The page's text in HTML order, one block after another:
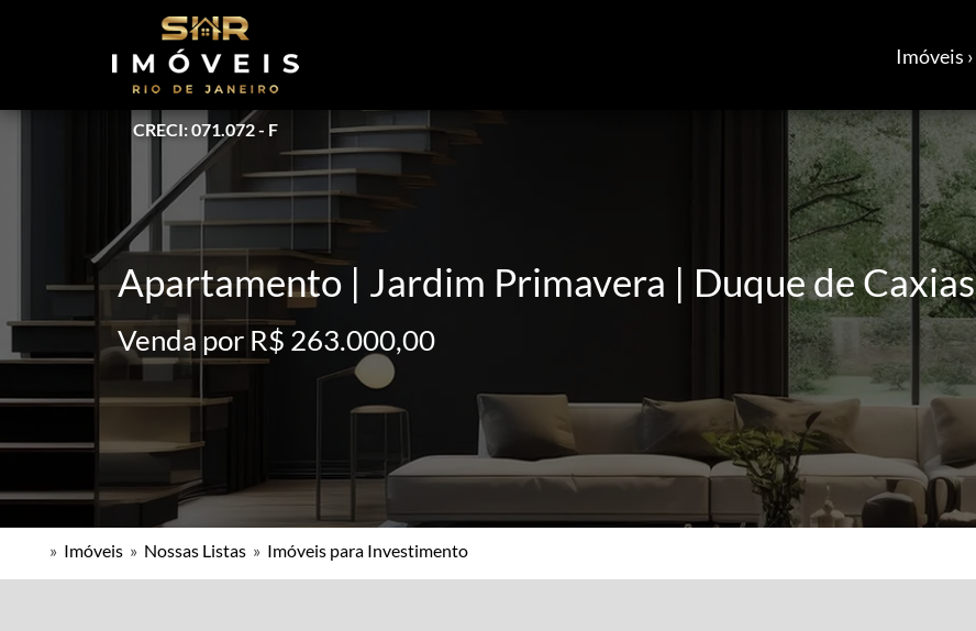
CRECI: 071.072 - F
Imóveis ›
Apartamento | Jardim Primavera | Duque de Caxias
Venda por R$ 263.000,00
» Imóveis » Nossas Listas » Imóveis para Investimento